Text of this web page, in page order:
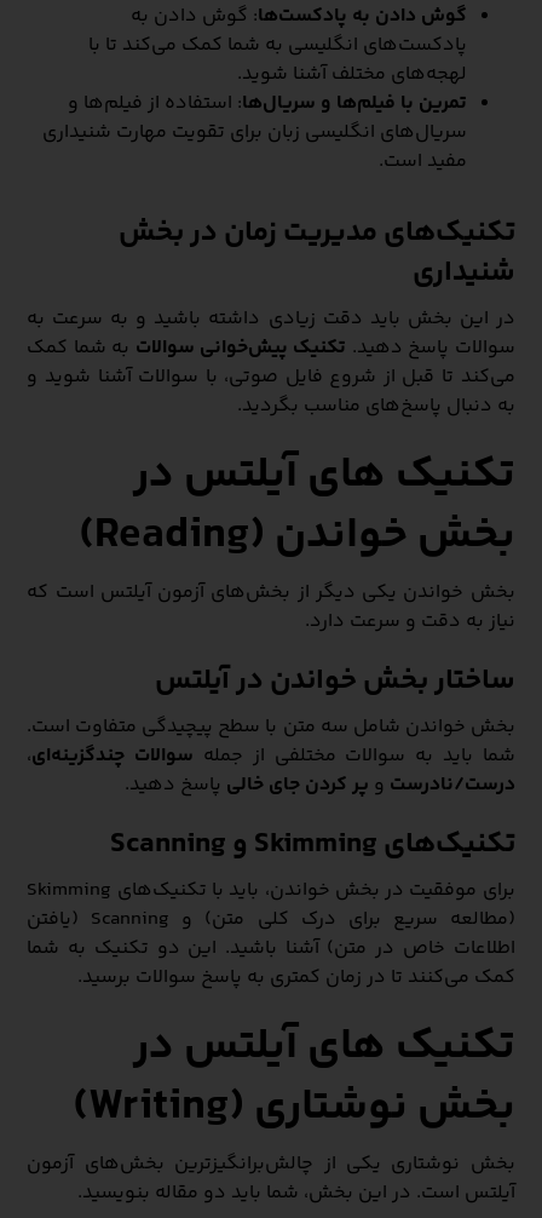
گوش دادن به پادکست‌ها: گوش دادن به
پادکست‌های انگلیسی به شما کمک می‌کند تا با
لهجه‌های مختلف آشنا شوید.
تمرین با فیلم‌ها و سریال‌ها: استفاده از فیلم‌ها و
سریال‌های انگلیسی زبان برای تقویت مهارت شنیداری
مفید است.
تکنیک‌های مدیریت زمان در بخش
شنیداری
در این بخش باید دقت زیادی داشته باشید و به سرعت به
سوالات پاسخ دهید. تکنیک پیش‌خوانی سوالات به شما کمک
می‌کند تا قبل از شروع فایل صوتی، با سوالات آشنا شوید و
به دنبال پاسخ‌های مناسب بگردید.
تکنیک‌ های آیلتس در
بخش خواندن (Reading)
بخش خواندن یکی دیگر از بخش‌های آزمون آیلتس است که
نیاز به دقت و سرعت دارد.
ساختار بخش خواندن در آیلتس
بخش خواندن شامل سه متن با سطح پیچیدگی متفاوت است.
شما باید به سوالات مختلفی از جمله سوالات چندگزینه‌ای،
درست/نادرست و پر کردن جای خالی پاسخ دهید.
تکنیک‌های Skimming و Scanning
برای موفقیت در بخش خواندن، باید با تکنیک‌های Skimming
(مطالعه سریع برای درک کلی متن) و Scanning (یافتن
اطلاعات خاص در متن) آشنا باشید. این دو تکنیک به شما
کمک می‌کنند تا در زمان کمتری به پاسخ سوالات برسید.
تکنیک‌ های آیلتس در
بخش نوشتاری (Writing)
بخش نوشتاری یکی از چالش‌برانگیزترین بخش‌های آزمون
آیلتس است. در این بخش، شما باید دو مقاله بنویسید.